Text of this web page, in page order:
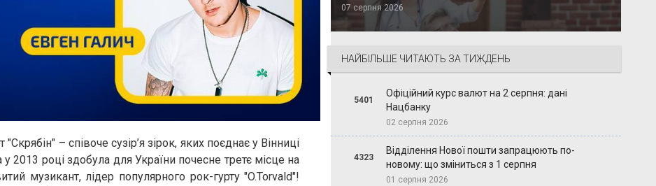
– співоче сузір’я зірок, яких поєднає у Вінниці
2013 році здобула для України почесне третє місце на
музикант, лідер популярного рок-гурту "O.Torvald"!
07 серпня 2026
НАЙБІЛЬШЕ ЧИТАЮТЬ ЗА ТИЖДЕНЬ
5401
Офіційний курс валют на 2 серпня: дані
Нацбанку
02 серпня 2026
4323
Відділення Нової пошти запрацюють по-
новому: що зміниться з 1 серпня
01 серпня 2026